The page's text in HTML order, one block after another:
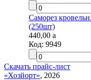
Саморез
(250шт)
440,00a
Код:9949
Скачать прайс-лист
«Хозйорт», 2026